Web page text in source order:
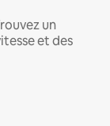
un
et des